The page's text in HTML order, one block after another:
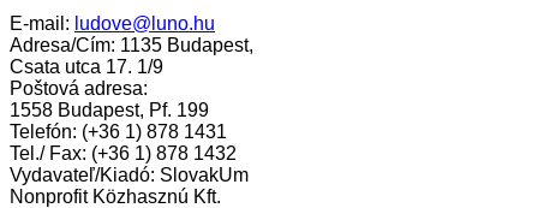
E-mail: ludove@luno.hu
Adresa/Cím: 1135 Budapest,
Csata utca 17. 1/9
Poštová adresa:
1558 Budapest, Pf. 199
Telefón: (+36 1) 878 1431
Tel./ Fax: (+36 1) 878 1432
Vydavateľ/Kiadó: SlovakUm
Nonprofit Közhasznú Kft.